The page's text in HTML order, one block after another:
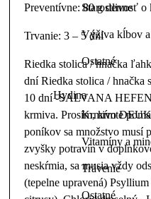
Starostlivosť o
Výživa kĺbov
Ostatné
Hydina
Krmivo
Vitamíny a
Trávenie
Ostatné
Preventívne: 80 g denne
Trvanie: 3 – 5 dní
Riedka stolica / hnačka
dní Riedka stolica / hnačka
10 dní -SALVANA
krmiva. Prosím, kŕmte
poníkov sa množstvo musí
zvyšky potravín v
neskŕmia, sa musia vždy
(tepelne upravená)